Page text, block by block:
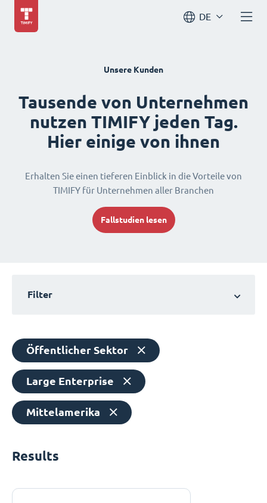
DE
Unsere Kunden
Tausende von Unternehmen
nutzen TIMIFY jeden Tag.
Hier einige von ihnen
Erhalten Sie einen tieferen Einblick in die Vorteile von
TIMIFY für Unternehmen aller Branchen
Fallstudien lesen
Filter
Öffentlicher Sektor
Large Enterprise
Mittelamerika
Results